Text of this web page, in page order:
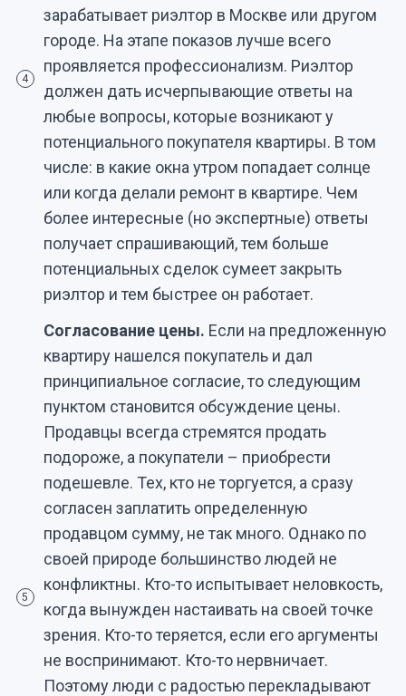
4
зарабатывает риэлтор в Москве или другом
городе. На этапе показов лучше всего
проявляется профессионализм. Риэлтор
должен дать исчерпывающие ответы на
любые вопросы, которые возникают у
потенциального покупателя квартиры. В том
числе: в какие окна утром попадает солнце
или когда делали ремонт в квартире. Чем
более интересные (но экспертные) ответы
получает спрашивающий, тем больше
потенциальных сделок сумеет закрыть
риэлтор и тем быстрее он работает.
5
Согласование цены. Если на предложенную
квартиру нашелся покупатель и дал
принципиальное согласие, то следующим
пунктом становится обсуждение цены.
Продавцы всегда стремятся продать
подороже, а покупатели – приобрести
подешевле. Тех, кто не торгуется, а сразу
согласен заплатить определенную
продавцом сумму, не так много. Однако по
своей природе большинство людей не
конфликтны. Кто-то испытывает неловкость,
когда вынужден настаивать на своей точке
зрения. Кто-то теряется, если его аргументы
не воспринимают. Кто-то нервничает.
Поэтому люди с радостью перекладывают